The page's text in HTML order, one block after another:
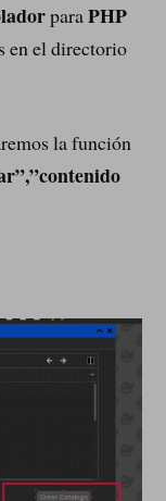
paraPHP
en el directorio
la función